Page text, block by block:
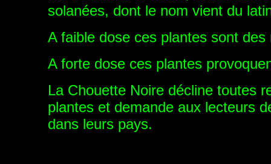
solanées, dont le nom vient du
A faible dose ces plantes sont des
A forte dose ces plantes
La Chouette Noire décline toutes
plantes et demande aux lecteurs
dans leurs pays.